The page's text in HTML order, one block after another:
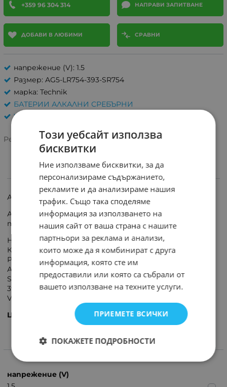
+359 96 304 314 НАПРАВИ ЗАПИТВАНЕ
ДОБАВИ В ЛЮБИМИ СРАВНИ
напрежение (V): 1.5
Размер: AG5-LR754-393-SR754
марка: Technik
БАТЕРИИ АЛКАЛНИ СРЕБЪРНИ
Унгария
Рейтинг:
ИНФОРМАЦИЯ
Алкална батерия TECHNIK AG5 / LR48 / 193 / 393 - 1.5V
Алкална батерия за часовници, калкулатори,
термометри, детски играчки и др.
Номинално напрежение: 1.5V
Капацитет: 42 mAh
Размери: Ø 7,9мм / 5,4 мм
Аналози: SR754W, SR48, SR754, SB-B3, F, V393, D393, 255,
S754E, GP393, AG5, AG-5, SG5, LR750, LR48, LR754, L750,
393S, 393A, 393X, 393B, D309, 309, D309/393B, SR48SW,
V309, RW48
Цената е за 1 брой.
ХАРАКТЕРИСТИКИ
напрежение (V)
Този уебсайт използва
бисквитки
Ние използваме бисквитки, за да
персонализираме съдържанието,
рекламите и да анализираме нашия
трафик. Също така споделяме
информация за използването на
нашия сайт от ваша страна с нашите
партньори за реклама и анализи,
които може да я комбинират с друга
информация, която сте им
предоставили или която са събрали от
вашето използване на техните услуги.
ПРИЕМЕТЕ ВСИЧКИ
ПОКАЖЕТЕ ПОДРОБНОСТИ